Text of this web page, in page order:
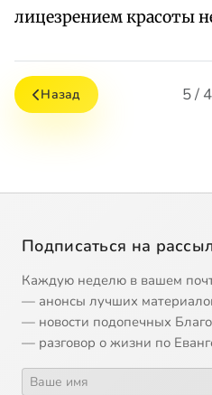
лицезрением красоты
Назад 5 /
Подписаться на
Каждую неделю в вашем
— анонсы лучших
— новости подопечных
— разговор о жизни по